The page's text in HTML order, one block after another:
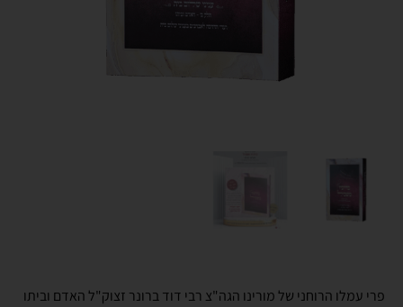
פרי עמלו הרוחני של מורינו הגה"צ רבי דוד ברונר זצוק"ל האדם וביתו